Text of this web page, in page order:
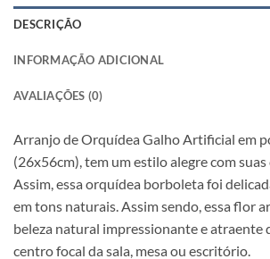
DESCRIÇÃO
INFORMAÇÃO ADICIONAL
AVALIAÇÕES (0)
Arranjo de Orquídea Galho Artificial em
(26x56cm), tem um estilo alegre com
Assim, essa orquídea borboleta foi
em tons naturais. Assim sendo, essa flor
beleza natural impressionante e atraente
centro focal da sala, mesa ou escritório.